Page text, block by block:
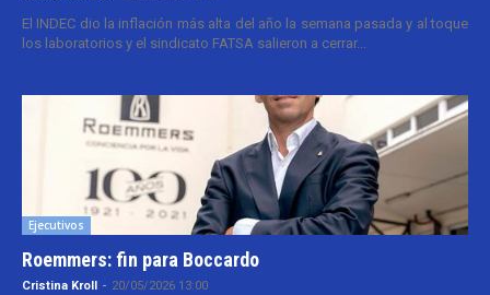
El INDEC dio la inflación más alta del año la semana pasada y al toque
los laboratorios y el sindicato FATSA salieron a cerrar...
Ejecutivos
Roemmers: fin para Boccardo
Cristina Kroll - 20/05/2026 13:00